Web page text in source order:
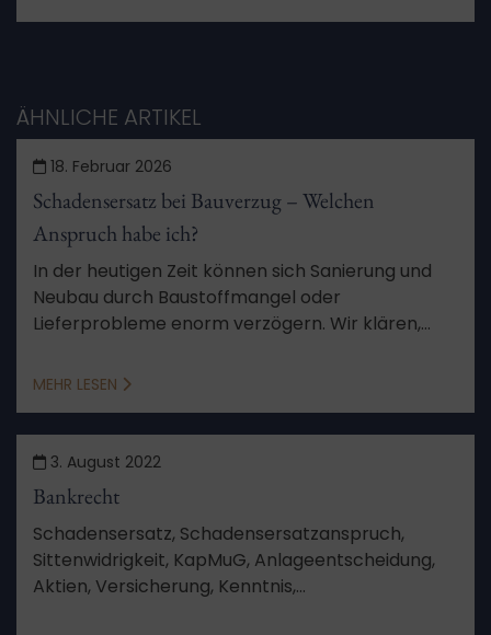
ÄHNLICHE ARTIKEL
18. Februar 2026
Schadensersatz bei Bauverzug – Welchen
Anspruch habe ich?
In der heutigen Zeit können sich Sanierung und
Neubau durch Baustoffmangel oder
Lieferprobleme enorm verzögern. Wir klären,
Bauverzug haben.
MEHR LESEN
3. August 2022
Bankrecht
Schadensersatz, Schadensersatzanspruch,
Sittenwidrigkeit, KapMuG, Anlageentscheidung,
Aktien, Versicherung, Kenntnis,